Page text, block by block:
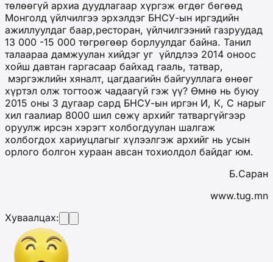
төлөөгүй архиа дуудлагаар хүргэж өгдөг бөгөөд
Монголд үйлчилгээ эрхэлдэг БНСУ-ын иргэдийн
ажиллуулдаг баар,ресторан, үйлчилгээний газруудад
13 000 -15 000 төгрөгөөр борлуулдаг байна. Танил
талаараа дамжуулан хийдэг уг үйлдлээ 2014 оноос
хойш давтан гаргасаар байхад гааль, татвар,
мэргэжлийн хяналт, цагдаагийн байгууллага өнөөг
хүртэл олж тогтоож чадаагүй гэж үү? Өмнө нь буюу
2015 оны 3 дугаар сард БНСУ-ын иргэн И, К, С нарыг
хил гаалиар 8000 шил сөжү архийг татваргүйгээр
оруулж ирсэн хэрэгт холбогдуулан шалгаж
холбогдох хариуцлагыг хүлээлгэж архийг нь усын
орлого болгон хураан авсан тохиолдол байдаг юм.
Б.Саран
www.tug.mn
Хуваалцах: